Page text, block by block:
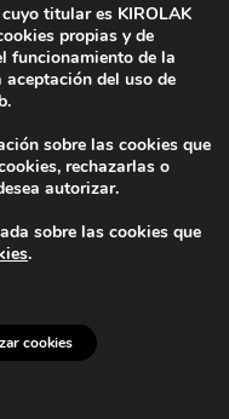
Política de cookies
titular es KIROLAK
propias y de
funcionamiento de la
del uso de
sobre las cookies que
rechazarlas o
autorizar.
sobre las cookies que
.
cookies